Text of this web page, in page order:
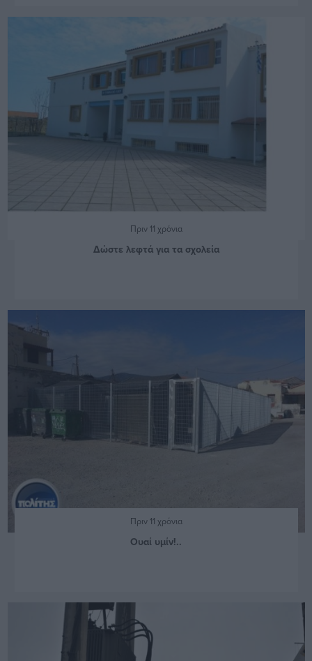
Πριν 11 χρόνια
Δώστε λεφτά για τα σχολεία
Πριν 11 χρόνια
Ουαί υμίν!..